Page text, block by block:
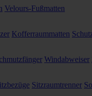
Velours-Fußmatten
Kofferraummatten
Windabweiser
Sitzraumtrenner